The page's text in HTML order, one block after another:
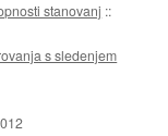
stanovanj ::
s sledenjem